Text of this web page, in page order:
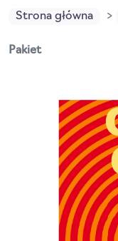
Strona główna
Pakiet